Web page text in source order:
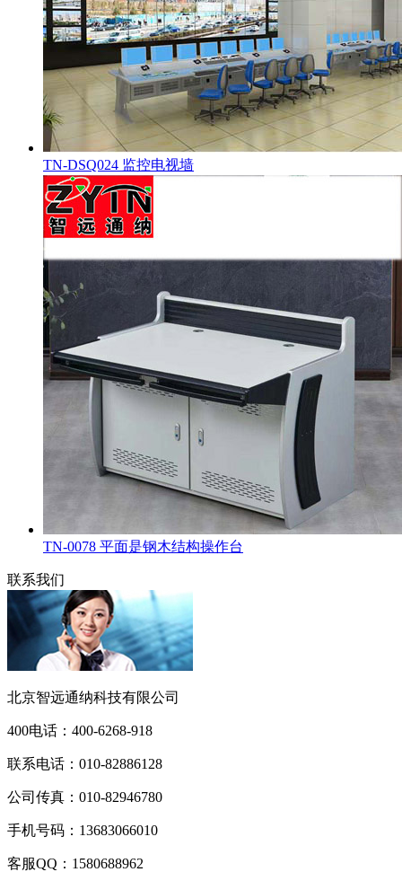
TN-DSQ024 监控电视墙
TN-0078 平面是钢木结构操作台
联系我们
北京智远通纳科技有限公司
400电话： 400-6268-918
联系电话： 010-82886128
公司传真： 010-82946780
手机号码： 13683066010
客服QQ： 1580688962